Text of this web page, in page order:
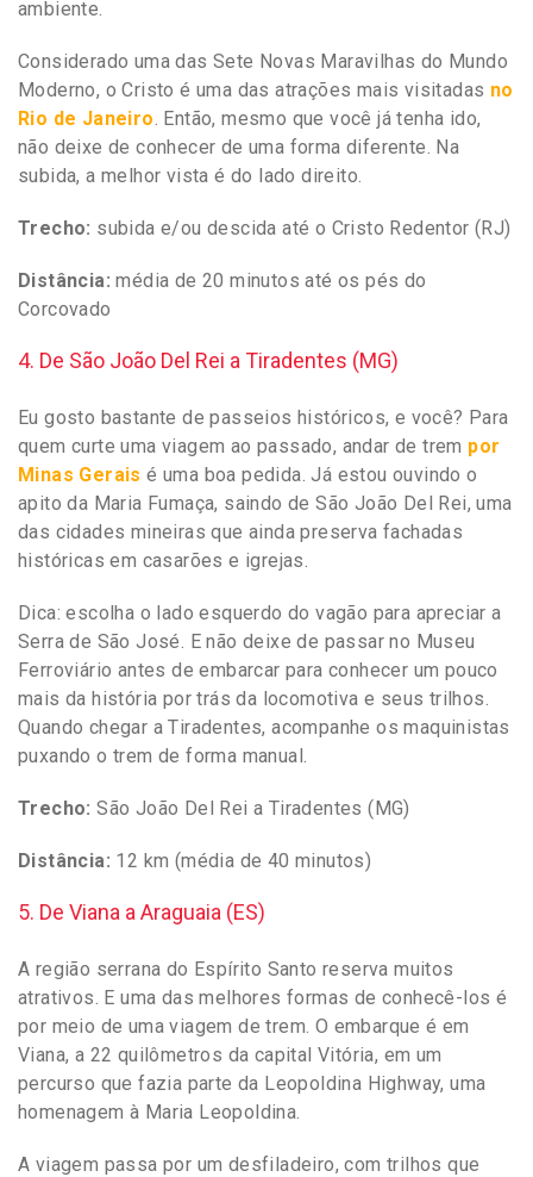
ambiente.
Considerado uma das Sete Novas Maravilhas do Mundo
Moderno, o Cristo é uma das atrações mais visitadas no
Rio de Janeiro . Então, mesmo que você já tenha ido,
não deixe de conhecer de uma forma diferente. Na
subida, a melhor vista é do lado direito.
Trecho: subida e/ou descida até o Cristo Redentor (RJ)
Distância:média de 20 minutos até os pés do
Corcovado
4. De São João Del Rei a Tiradentes (MG)
Eu gosto bastante de passeios históricos, e você? Para
quem curte uma viagem ao passado, andar de trem por
Minas Gerais é uma boa pedida. Já estou ouvindo o
apito da Maria Fumaça, saindo de São João Del Rei, uma
das cidades mineiras que ainda preserva fachadas
históricas em casarões e igrejas.
Dica: escolha o lado esquerdo do vagão para apreciar a
Serra de São José. E não deixe de passar no Museu
Ferroviário antes de embarcar para conhecer um pouco
mais da história por trás da locomotiva e seus trilhos.
Quando chegar a Tiradentes, acompanhe os maquinistas
puxando o trem de forma manual.
Trecho:São João Del Rei a Tiradentes (MG)
Distância: 12 km (média de 40 minutos)
5. De Viana a Araguaia (ES)
A região serrana do Espírito Santo reserva muitos
atrativos. E uma das melhores formas de conhecê-los é
por meio de uma viagem de trem. O embarque é em
Viana, a 22 quilômetros da capital Vitória, em um
percurso que fazia parte da Leopoldina Highway, uma
homenagem à Maria Leopoldina.
A viagem passa por um desfiladeiro, com trilhos que